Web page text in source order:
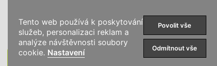
KATEGORIE
Tento web používá k poskytování
služeb, personalizaci reklam a
analýze návštěvnosti soubory
cookie. Nastavení
Povolit vše
Odmítnout vše